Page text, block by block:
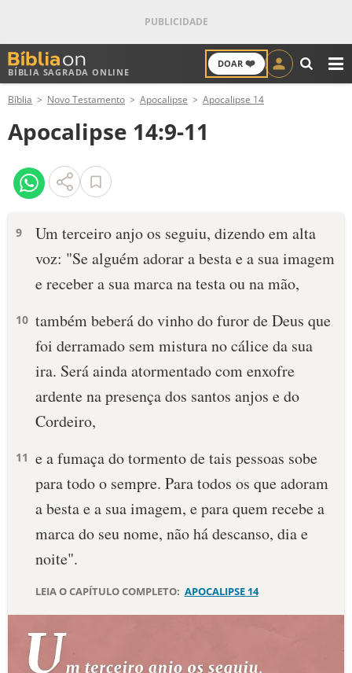
BÍBLIA SAGRADA ONLINE
DOAR ❤️
ANTIGO TESTAMENTO
NOVO TESTAMENTO
VERSÍCULOS
PALAVRA DO DIA
DEVOCIONAL DIÁRIO
10 MANDAMENTOS
ESTUDOS BÍBLICOS
ESBOÇOS DE PREGAÇÃO
TEMAS
PERGUNTE À BÍBLIA IA
TERMO BÍBLICO
LOJA BÍBLIAON
Bíblia Novo Testamento Apocalipse Apocalipse 14
Apocalipse 14:9-11
9
Um terceiro anjo os seguiu, dizendo em alta
voz: "Se alguém adorar a besta e a sua imagem
e receber a sua marca na testa ou na mão,
10 também beberá do vinho do furor de Deus que
foi derramado sem mistura no cálice da sua
ira. Será ainda atormentado com enxofre
ardente na presença dos santos anjos e do
Cordeiro,
11 e a fumaça do tormento de tais pessoas sobe
para todo o sempre. Para todos os que adoram
a besta e a sua imagem, e para quem recebe a
marca do seu nome, não há descanso, dia e
noite".
LEIA O CAPÍTULO COMPLETO: APOCALIPSE 14